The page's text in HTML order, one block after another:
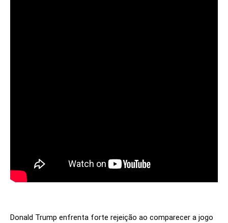
Donald Trump enfrenta forte rejeição ao comparecer a jogo